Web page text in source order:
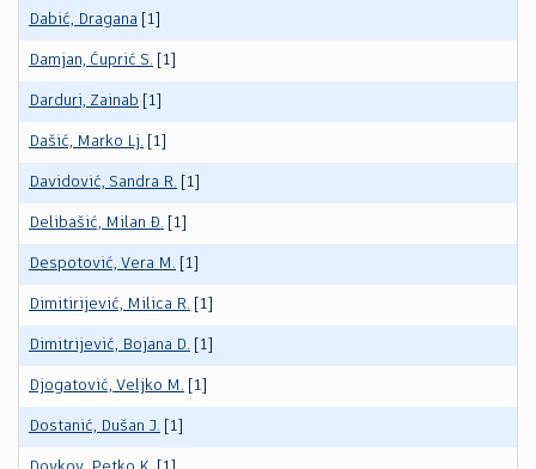
Dabić, Dragana [1]
Damjan, Ćuprić S. [1]
Darduri, Zainab [1]
Dašić, Marko Lj. [1]
Davidović, Sandra R. [1]
Delibašić, Milan Đ. [1]
Despotović, Vera M. [1]
Dimitirijević, Milica R. [1]
Dimitrijević, Bojana D. [1]
Djogatović, Veljko M. [1]
Dostanić, Dušan J. [1]